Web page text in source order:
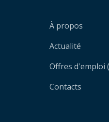
À propos
Actualité
Offres d'emploi
Contacts